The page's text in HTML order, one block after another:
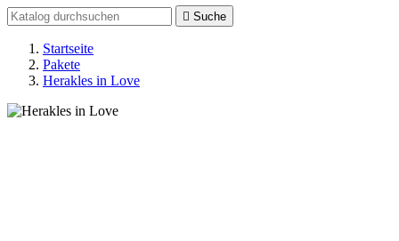
 Suche
Startseite
Pakete
Herakles in Love